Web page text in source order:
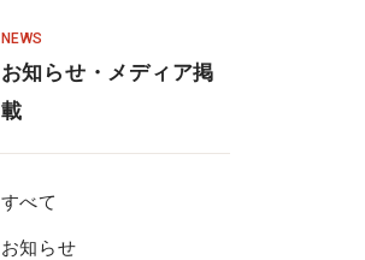
NEWS
お知らせ・メディア掲
載
すべて
お知らせ